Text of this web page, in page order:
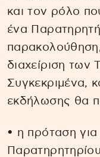
και τον ρόλο
ένα
διαχείριση των
Συγκεκριμένα,
εκδήλωσης θα
• η πρόταση για